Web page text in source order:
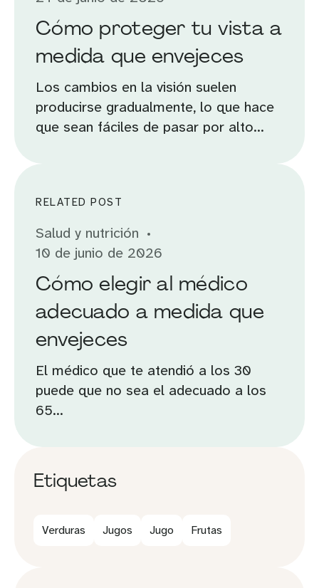
Cómo proteger tu vista a
medida que envejeces
Los cambios en la visión suelen
producirse gradualmente, lo que hace
que sean fáciles de pasar por alto...
RELATED POST
Salud y nutrición
10 de junio de 2026
Cómo elegir al médico
adecuado a medida que
envejeces
El médico que te atendió a los 30
puede que no sea el adecuado a los
65...
Etiquetas
Verduras Jugos Jugo Frutas